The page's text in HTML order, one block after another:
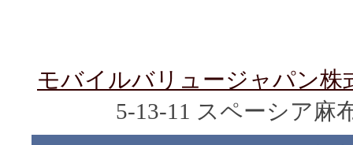
モバイルバリュージャパン株
5-13-11 スペーシア麻